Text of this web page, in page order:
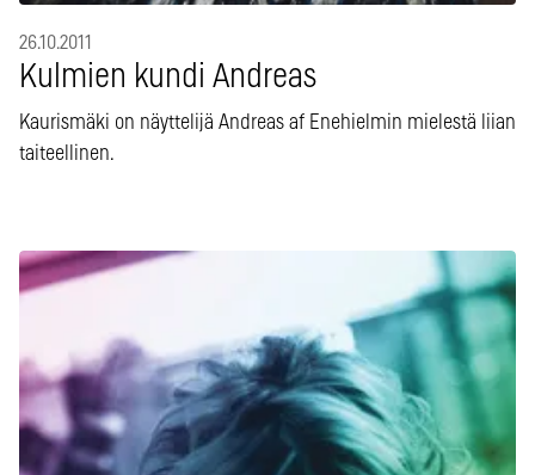
26.10.2011
Kulmien kundi Andreas
Kaurismäki on näyttelijä Andreas af Enehielmin mielestä liian
taiteellinen.